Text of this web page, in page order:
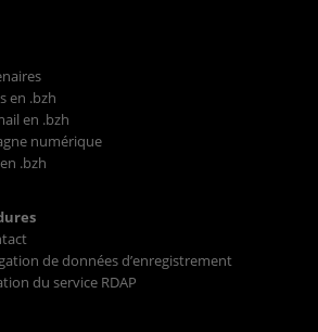
en .bzh
en .bzh
numérique
.bzh
de données d’enregistrement
du service RDAP